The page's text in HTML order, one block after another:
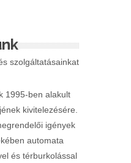
szolgáltatásainkat
1995-ben alakult
kivitelezésére.
igények
automata
és térburkolással